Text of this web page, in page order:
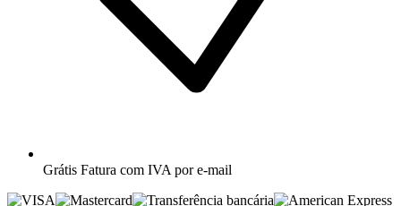
Grátis Fatura com IVA por e-mail